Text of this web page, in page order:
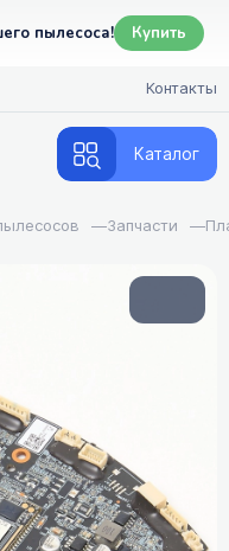
пылесоса! Купить
Контакты
Каталог
—Запчасти —